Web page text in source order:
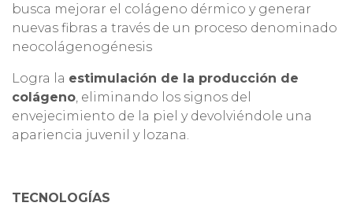
busca mejorar el colágeno dérmico y generar
nuevas fibras a través de un proceso denominado
neocolágenogénesis
Logra la estimulación de la producción de
colágeno, eliminando los signos del
envejecimiento de la piel y devolviéndole una
apariencia juvenil y lozana.
TECNOLOGÍAS